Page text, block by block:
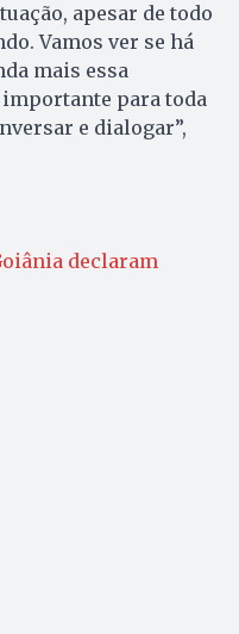
apesar de todo
Vamos ver se há
mais essa
importante para toda
e dialogar”,
declaram